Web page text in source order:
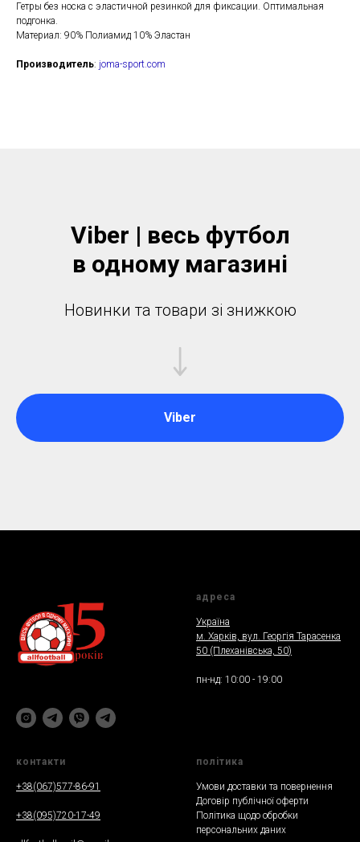
Гетры без носка с эластичной резинкой для фиксации. Оптимальная
подгонка.
Материал: 90% Полиамид 10% Эластан
Производитель: joma-sport.com
Viber | весь футбол
в одному магазинi
Новинки та товари зі знижкою
Viber
адреса
Україна
м. Харкiв, вул. Георгія Тарасенка
50 (Плеханiвська, 50)
пн-нд: 10:00 - 19:00
контакти
+38(067)577-86-91
+38(095)720-17-49
полiтика
Умови доставки та повернення
Договір публічної оферти
Політика щодо обробки
персональних даних